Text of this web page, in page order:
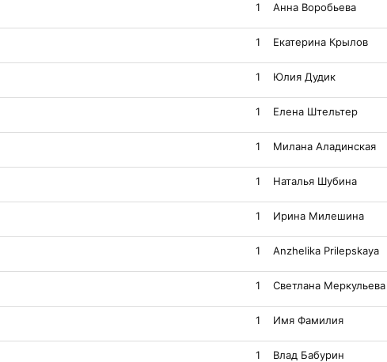
1 Анна Воробьева
1 Екатерина Крылов
1 Юлия Дудик
1 Елена Штельтер
1 Милана Аладинская
1 Наталья Шубина
1 Ирина Милешина
1 Anzhelika Prilepskaya
1 Светлана Меркульева
1 Имя Фамилия
1 Влад Бабурин